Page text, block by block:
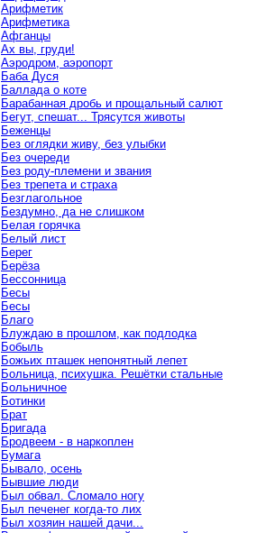
Арифметик
Арифметика
Афганцы
Ах вы, груди!
Аэродром, аэропорт
Баба Дуся
Баллада о коте
Барабанная дробь и прощальный салют
Бегут, спешат... Трясутся животы
Беженцы
Без оглядки живу, без улыбки
Без очереди
Без роду-племени и звания
Без трепета и страха
Безглагольное
Бездумно, да не слишком
Белая горячка
Белый лист
Берег
Берёза
Бессонница
Бесы
Бесы
Благо
Блуждаю в прошлом, как подлодка
Бобыль
Божьих пташек непонятный лепет
Больница, психушка. Решётки стальные
Больничное
Ботинки
Брат
Бригада
Бродвеем - в наркоплен
Бумага
Бывало, осень
Бывшие люди
Был обвал. Сломало ногу
Был печенег когда-то лих
Был хозяин нашей дачи...